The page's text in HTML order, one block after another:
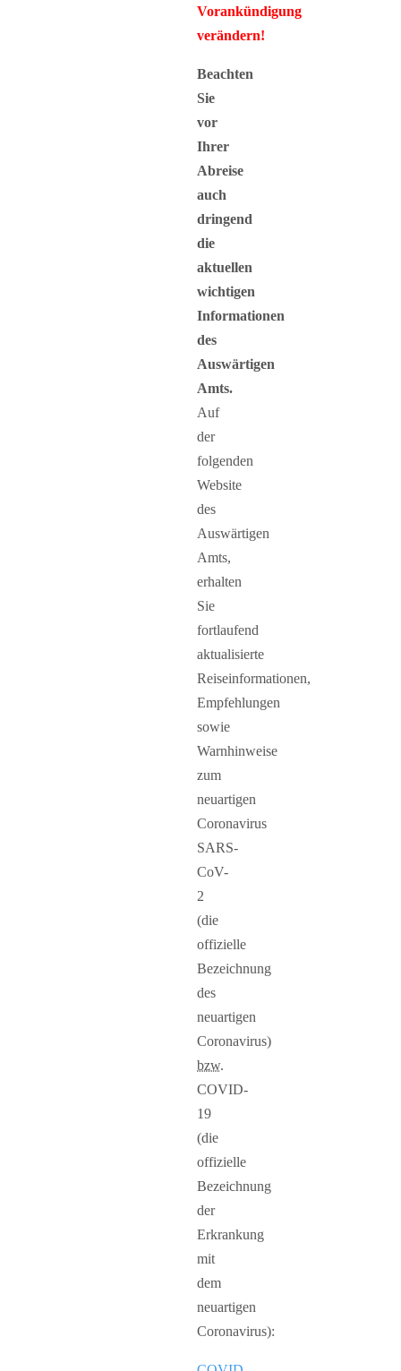
Vorankündigung
verändern!
Beachten
Sie
vor
Ihrer
Abreise
auch
dringend
die
aktuellen
wichtigen
Informationen
des
Auswärtigen
Amts.
Auf
der
folgenden
Website
des
Auswärtigen
Amts,
erhalten
Sie
fortlaufend
aktualisierte
Reiseinformationen,
Empfehlungen
sowie
Warnhinweise
zum
neuartigen
Coronavirus
SARS-
CoV-
2
(die
offizielle
Bezeichnung
des
neuartigen
Coronavirus)
bzw.
COVID-
19
(die
offizielle
Bezeichnung
der
Erkrankung
mit
dem
neuartigen
Coronavirus):